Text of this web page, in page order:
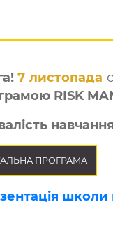
7 листопада
RISK
ПРОГРАМА